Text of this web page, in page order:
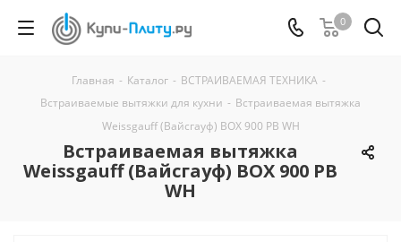
0
Главная - Каталог - ВСТРАИВАЕМАЯ ТЕХНИКА -
Встраиваемые вытяжки для кухни - Встраиваемая вытяжка
Weissgauff (Вайсгауф) BOX 900 PB WH
Встраиваемая вытяжка
Weissgauff (Вайсгауф) BOX 900 PB
WH